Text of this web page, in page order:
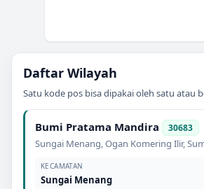
Daftar Wilayah
Satu kode pos bisa dipakai oleh satu atau
Bumi Pratama Mandira 30683
Sungai Menang,Ogan Komering Ilir,
KECAMATAN
Sungai Menang